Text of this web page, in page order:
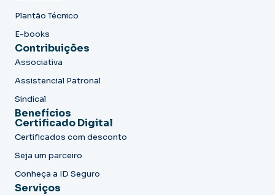
Plantão Técnico
E-books
Contribuições
Associativa
Assistencial Patronal
Sindical
Benefícios
Certificado Digital
Certificados com desconto
Seja um parceiro
Conheça a ID Seguro
Serviços